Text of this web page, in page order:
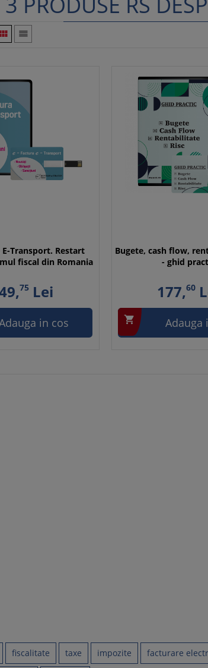

E-Transport. Restart
fiscal din Romania
75Lei
in cos
Bugete, cash flow,
- ghid
177,60
 Adauga
fiscalitate taxe impozite facturare